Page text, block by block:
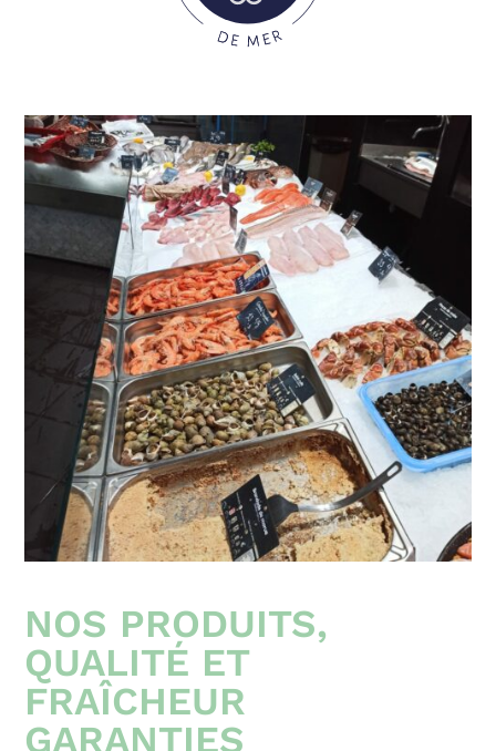
NOS PRODUITS,
QUALITÉ ET
FRAÎCHEUR
GARANTIES